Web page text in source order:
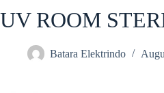
UV ROOM
Batara Elektrindo